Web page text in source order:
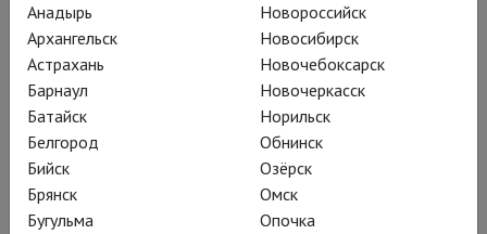
Анадырь
Архангельск
Астрахань
Барнаул
Батайск
Белгород
Бийск
Брянск
Бугульма
Новороссийск
Новосибирск
Новочебоксарск
Новочеркасск
Норильск
Обнинск
Озёрск
Омск
Опочка